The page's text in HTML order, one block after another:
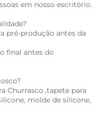
pré-produção antes da
final antes do
Churrasco ,tapete para
molde de silicone,